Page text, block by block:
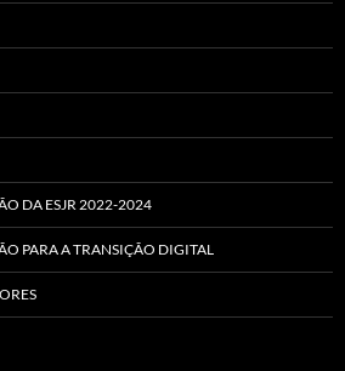
DA ESJR 2022-2024
PARA A TRANSIÇÃO DIGITAL